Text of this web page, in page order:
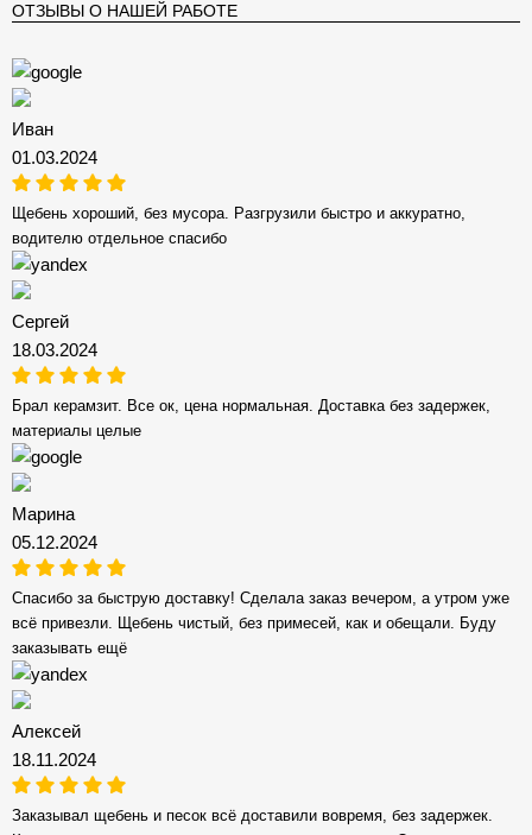
ОТЗЫВЫ О НАШЕЙ РАБОТЕ
Иван
01.03.2024
Щебень хороший, без мусора. Разгрузили быстро и аккуратно,
водителю отдельное спасибо
Сергей
18.03.2024
Брал керамзит. Все ок, цена нормальная. Доставка без задержек,
материалы целые
Марина
05.12.2024
Спасибо за быструю доставку! Сделала заказ вечером, а утром уже
всё привезли. Щебень чистый, без примесей, как и обещали. Буду
заказывать ещё
Алексей
18.11.2024
Заказывал щебень и песок всё доставили вовремя, без задержек.